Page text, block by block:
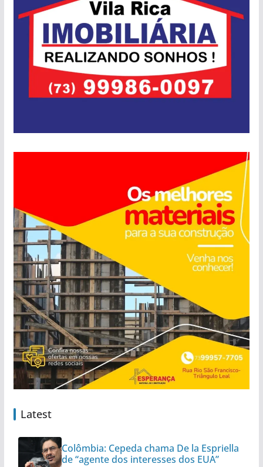
Latest
Colômbia: Cepeda chama De la Espriella
de “agente dos interesses dos EUA”